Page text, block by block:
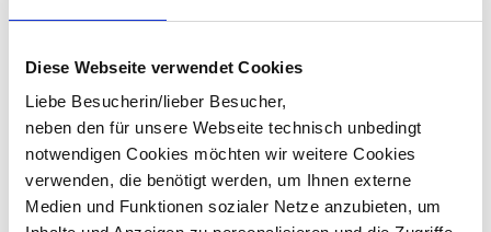
Diese Webseite verwendet Cookies
Liebe Besucherin/lieber Besucher,
neben den für unsere Webseite technisch unbedingt
notwendigen Cookies möchten wir weitere Cookies
verwenden, die benötigt werden, um Ihnen externe
Medien und Funktionen sozialer Netze anzubieten, um